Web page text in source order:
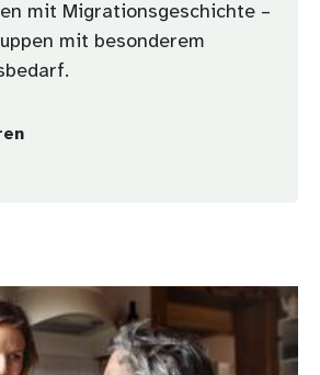
mit Migrationsgeschichte –
mit besonderem